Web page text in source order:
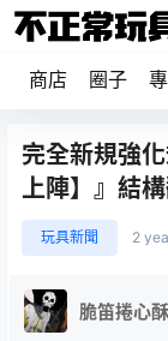
商店 圈子
完全新規強
上陣】』結
玩具新聞 2
脆笛捲心酥